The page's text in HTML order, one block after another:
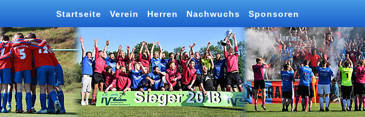
Startseite Verein Herren Nachwuchs Sponsoren